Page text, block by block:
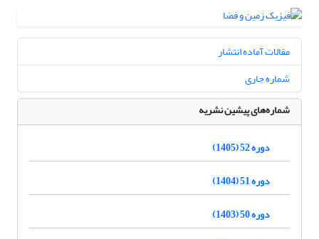
مقالات آماده انتشار
شماره جاری
شماره‌های پیشین نشریه
دوره 52 (1405)
دوره 51 (1404)
دوره 50 (1403)